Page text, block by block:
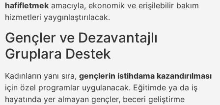
hafifletmek amacıyla, ekonomik ve erişilebilir bakım
hizmetleri yaygınlaştırılacak.
Gençler ve Dezavantajlı
Gruplara Destek
Kadınların yanı sıra, gençlerin istihdama kazandırılması
için özel programlar uygulanacak. Eğitimde ya da iş
hayatında yer almayan gençler, beceri geliştirme